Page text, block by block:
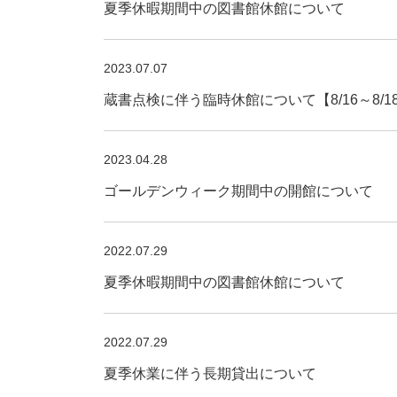
夏季休暇期間中の図書館休館について
2023.07.07
蔵書点検に伴う臨時休館について【8/16～8/
2023.04.28
ゴールデンウィーク期間中の開館について
2022.07.29
夏季休暇期間中の図書館休館について
2022.07.29
夏季休業に伴う長期貸出について